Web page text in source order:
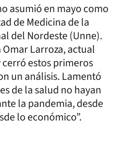
asumió en mayo como
de Medicina de la
del Nordeste (Unne).
Larroza, actual
estos primeros
un análisis. Lamentó
de la salud no hayan
la pandemia, desde
lo económico”.